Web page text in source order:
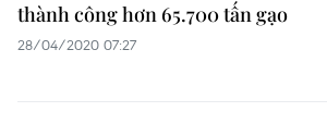
thành công hơn 65.700 tấn gạo
28/04/2020 07:27